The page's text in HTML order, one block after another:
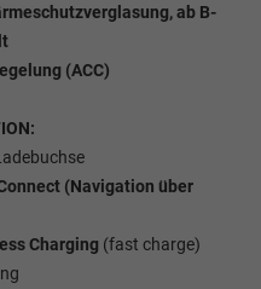
ab B-
(ACC)
(Navigation über
Charging (fast charge)